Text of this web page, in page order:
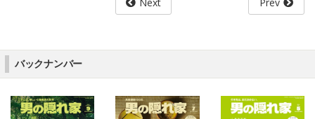
バックナンバー